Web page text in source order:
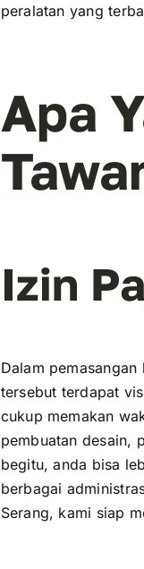
peralatan yang
Apa
Izin
Dalam
tersebut terdapat
cukup memakan
pembuatan desain,
begitu, anda bisa
berbagai
Serang, kami siap